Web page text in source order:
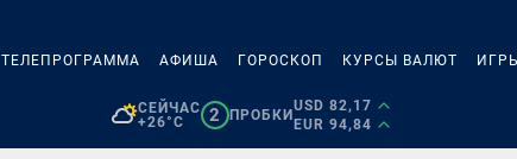
ТЕЛЕПРОГРАММА АФИША ГОРОСКОП КУРСЫ ВАЛЮТ
СЕЙЧАС
+26°C
2 ПРОБКИ
USD 82,17
EUR 94,84